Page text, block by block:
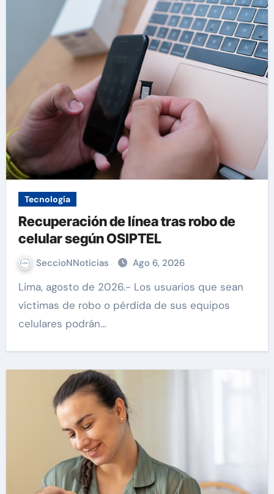
Tecnología
Recuperación de línea tras robo de
celular según OSIPTEL
SeccioNNoticias Ago 6, 2026
Lima, agosto de 2026.- Los usuarios que sean
víctimas de robo o pérdida de sus equipos
celulares podrán…